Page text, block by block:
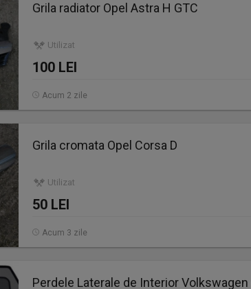
Grila radiator Opel Astra H GTC
Utilizat
100 LEI
Acum 2 zile
Grila cromata Opel Corsa D
Utilizat
50 LEI
Acum 3 zile
Perdele Laterale de Interior